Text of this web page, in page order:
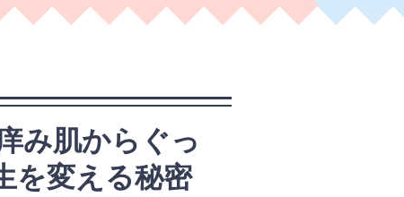
み肌からぐっ
を変える秘密